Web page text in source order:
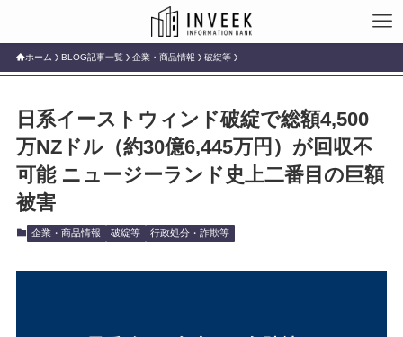
ホーム BLOG記事一覧 企業・商品情報 破綻等
日系イーストウィンド破綻で総額4,500
万NZドル（約30億6,445万円）が回収不
可能 ニュージーランド史上二番目の巨額
被害
企業・商品情報 破綻等 行政処分・詐欺等